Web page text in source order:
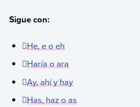
Sigue con:
He, e o eh
Haría o ara
Ay, ahí y hay
Has, haz o as